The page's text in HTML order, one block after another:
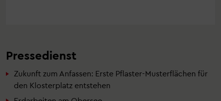
Pressedienst
Zukunft zum Anfassen: Erste Pflaster-Musterflächen für
den Klosterplatz entstehen